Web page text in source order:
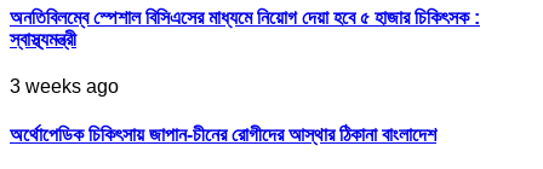
অনতিবিলম্বে স্পেশাল বিসিএসের মাধ্যমে নিয়োগ দেয়া হবে ৫ হাজার চিকিৎসক :
স্বাস্থ্যমন্ত্রী
3 weeks ago
অর্থোপেডিক চিকিৎসায় জাপান-চীনের রোগীদের আস্থার ঠিকানা বাংলাদেশ